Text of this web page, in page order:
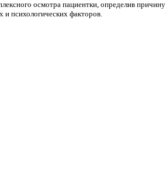
осмотра пациентки, определив причину
психологических факторов.